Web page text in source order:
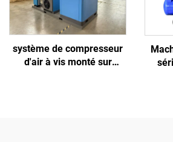
système de compresseur
d'air à vis monté sur